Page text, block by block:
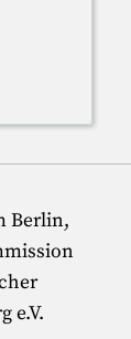
Berlin,
e.V.